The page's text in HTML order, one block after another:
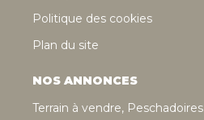
Politique des cookies
Plan du site
NOS ANNONCES
Terrain à vendre, Peschadoires